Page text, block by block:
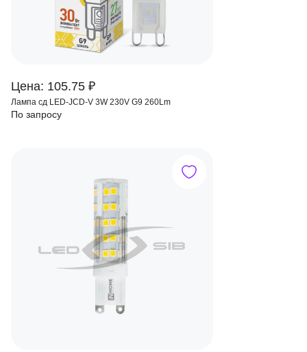
Цена: 105.75 ₽
Лампа сд LED-JCD-V 3W 230V G9 260Lm
По запросу